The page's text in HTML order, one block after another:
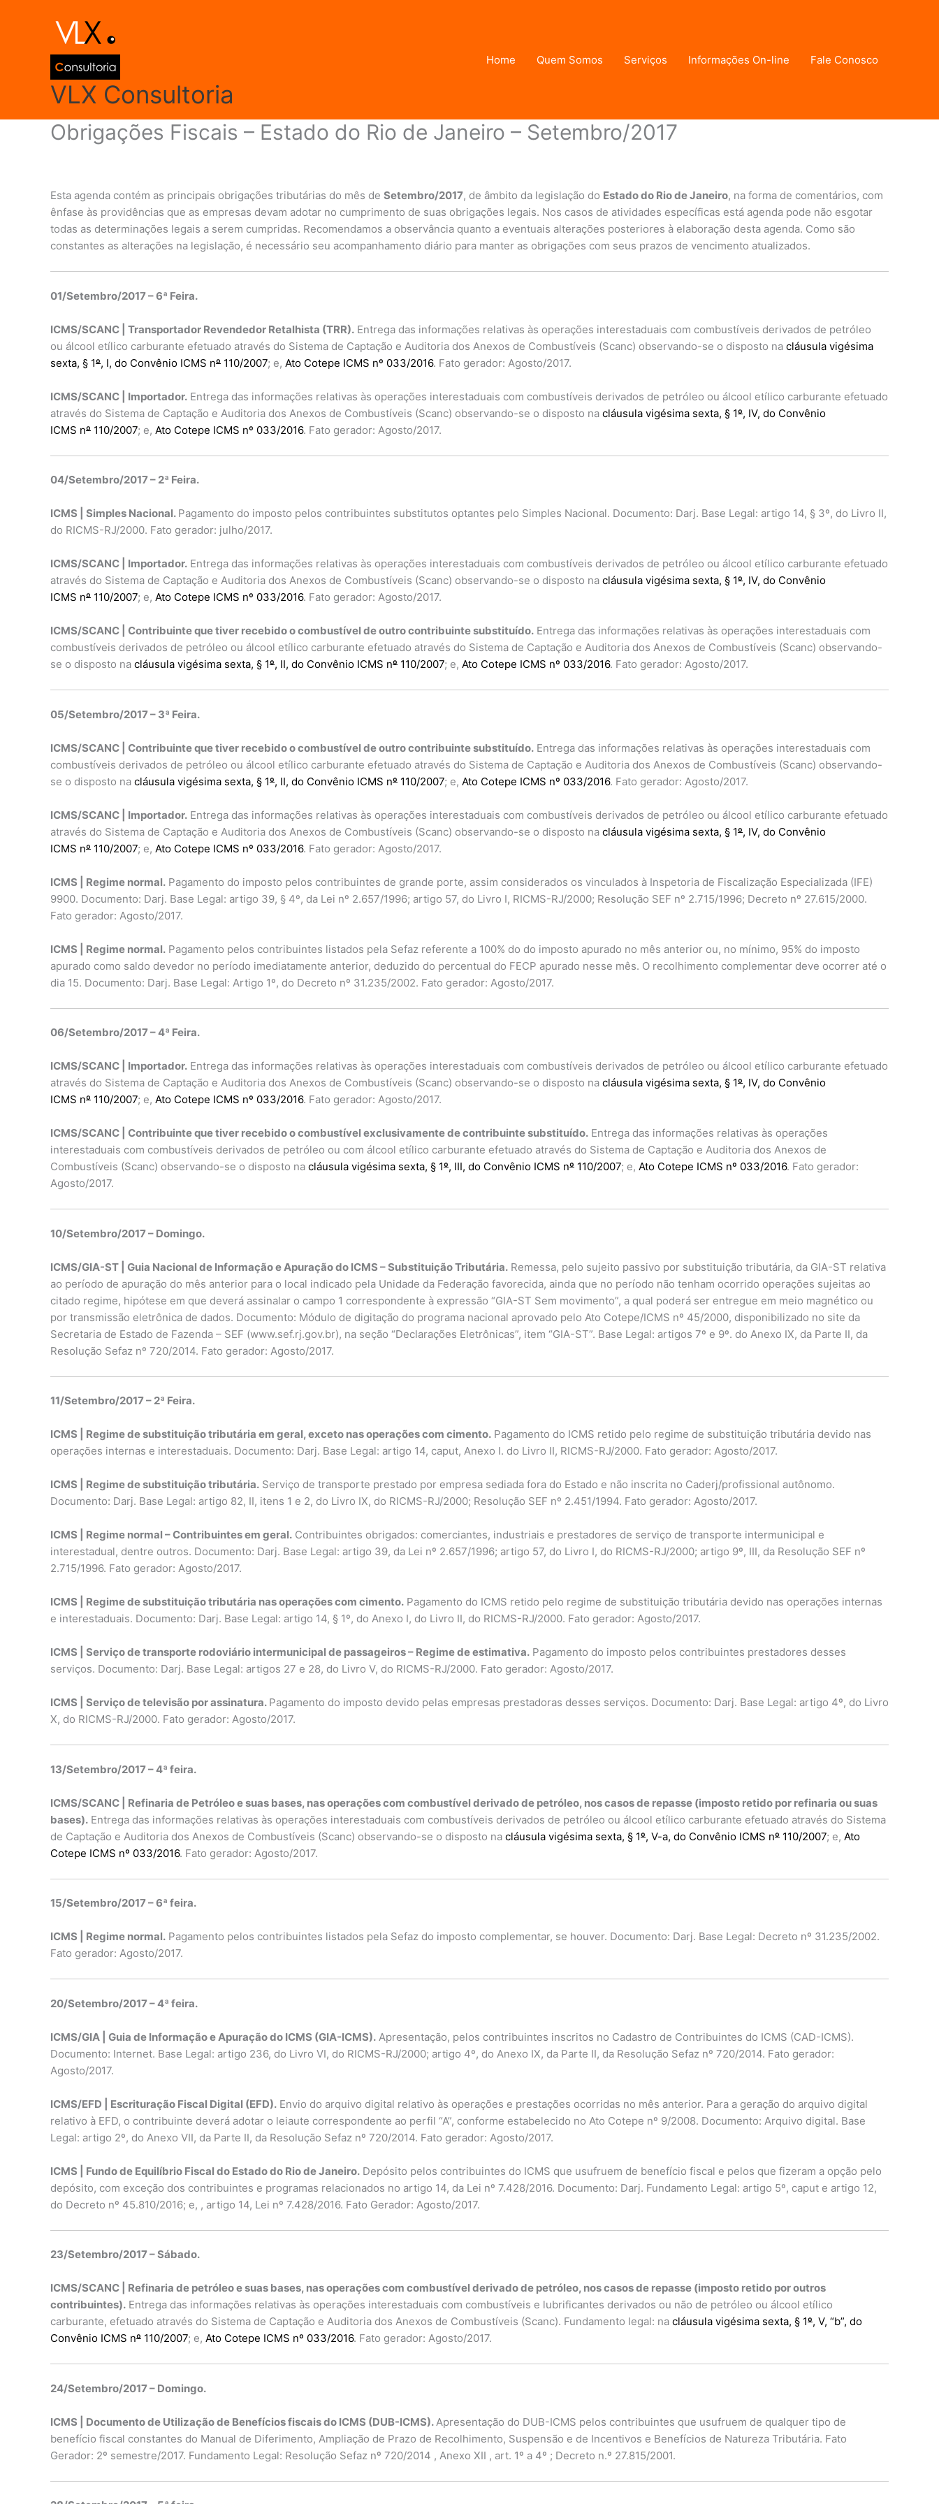
VLX Consultoria
Home Quem Somos Serviços Informações On-line Fale Conosco
Obrigações Fiscais – Estado do Rio de Janeiro – Setembro/2017
Esta agenda contém as principais obrigações tributárias do mês de Setembro/2017, de âmbito da legislação do Estado do Rio de Janeiro, na forma de comentários, com
ênfase às providências que as empresas devam adotar no cumprimento de suas obrigações legais. Nos casos de atividades específicas está agenda pode não esgotar
todas as determinações legais a serem cumpridas. Recomendamos a observância quanto a eventuais alterações posteriores à elaboração desta agenda. Como são
constantes as alterações na legislação, é necessário seu acompanhamento diário para manter as obrigações com seus prazos de vencimento atualizados.
01/Setembro/2017 – 6ª Feira.
ICMS/SCANC | Transportador Revendedor Retalhista (TRR). Entrega das informações relativas às operações interestaduais com combustíveis derivados de petróleo
ou álcool etílico carburante efetuado através do Sistema de Captação e Auditoria dos Anexos de Combustíveis (Scanc) observando-se o disposto na cláusula vigésima
sexta, § 1º, I, do Convênio ICMS nº 110/2007; e, Ato Cotepe ICMS nº 033/2016. Fato gerador: Agosto/2017.
ICMS/SCANC | Importador. Entrega das informações relativas às operações interestaduais com combustíveis derivados de petróleo ou álcool etílico carburante efetuado
através do Sistema de Captação e Auditoria dos Anexos de Combustíveis (Scanc) observando-se o disposto na cláusula vigésima sexta, § 1º, IV, do Convênio
ICMS nº 110/2007; e, Ato Cotepe ICMS nº 033/2016. Fato gerador: Agosto/2017.
04/Setembro/2017 – 2ª Feira.
ICMS | Simples Nacional. Pagamento do imposto pelos contribuintes substitutos optantes pelo Simples Nacional. Documento: Darj. Base Legal: artigo 14, § 3º, do Livro II,
do RICMS-RJ/2000. Fato gerador: julho/2017.
ICMS/SCANC | Importador. Entrega das informações relativas às operações interestaduais com combustíveis derivados de petróleo ou álcool etílico carburante efetuado
através do Sistema de Captação e Auditoria dos Anexos de Combustíveis (Scanc) observando-se o disposto na cláusula vigésima sexta, § 1º, IV, do Convênio
ICMS nº 110/2007; e, Ato Cotepe ICMS nº 033/2016. Fato gerador: Agosto/2017.
ICMS/SCANC | Contribuinte que tiver recebido o combustível de outro contribuinte substituído. Entrega das informações relativas às operações interestaduais com
combustíveis derivados de petróleo ou álcool etílico carburante efetuado através do Sistema de Captação e Auditoria dos Anexos de Combustíveis (Scanc) observando-
se o disposto na cláusula vigésima sexta, § 1º, II, do Convênio ICMS nº 110/2007; e, Ato Cotepe ICMS nº 033/2016. Fato gerador: Agosto/2017.
05/Setembro/2017 – 3ª Feira.
ICMS/SCANC | Contribuinte que tiver recebido o combustível de outro contribuinte substituído. Entrega das informações relativas às operações interestaduais com
combustíveis derivados de petróleo ou álcool etílico carburante efetuado através do Sistema de Captação e Auditoria dos Anexos de Combustíveis (Scanc) observando-
se o disposto na cláusula vigésima sexta, § 1º, II, do Convênio ICMS nº 110/2007; e, Ato Cotepe ICMS nº 033/2016. Fato gerador: Agosto/2017.
ICMS/SCANC | Importador. Entrega das informações relativas às operações interestaduais com combustíveis derivados de petróleo ou álcool etílico carburante efetuado
através do Sistema de Captação e Auditoria dos Anexos de Combustíveis (Scanc) observando-se o disposto na cláusula vigésima sexta, § 1º, IV, do Convênio
ICMS nº 110/2007; e, Ato Cotepe ICMS nº 033/2016. Fato gerador: Agosto/2017.
ICMS | Regime normal. Pagamento do imposto pelos contribuintes de grande porte, assim considerados os vinculados à Inspetoria de Fiscalização Especializada (IFE)
9900. Documento: Darj. Base Legal: artigo 39, § 4º, da Lei nº 2.657/1996; artigo 57, do Livro I, RICMS-RJ/2000; Resolução SEF nº 2.715/1996; Decreto nº 27.615/2000.
Fato gerador: Agosto/2017.
ICMS | Regime normal. Pagamento pelos contribuintes listados pela Sefaz referente a 100% do do imposto apurado no mês anterior ou, no mínimo, 95% do imposto
apurado como saldo devedor no período imediatamente anterior, deduzido do percentual do FECP apurado nesse mês. O recolhimento complementar deve ocorrer até o
dia 15. Documento: Darj. Base Legal: Artigo 1º, do Decreto nº 31.235/2002. Fato gerador: Agosto/2017.
06/Setembro/2017 – 4ª Feira.
ICMS/SCANC | Importador. Entrega das informações relativas às operações interestaduais com combustíveis derivados de petróleo ou álcool etílico carburante efetuado
através do Sistema de Captação e Auditoria dos Anexos de Combustíveis (Scanc) observando-se o disposto na cláusula vigésima sexta, § 1º, IV, do Convênio
ICMS nº 110/2007; e, Ato Cotepe ICMS nº 033/2016. Fato gerador: Agosto/2017.
ICMS/SCANC | Contribuinte que tiver recebido o combustível exclusivamente de contribuinte substituído. Entrega das informações relativas às operações
interestaduais com combustíveis derivados de petróleo ou com álcool etílico carburante efetuado através do Sistema de Captação e Auditoria dos Anexos de
Combustíveis (Scanc) observando-se o disposto na cláusula vigésima sexta, § 1º, III, do Convênio ICMS nº 110/2007; e, Ato Cotepe ICMS nº 033/2016. Fato gerador:
Agosto/2017.
10/Setembro/2017 – Domingo.
ICMS/GIA-ST | Guia Nacional de Informação e Apuração do ICMS – Substituição Tributária. Remessa, pelo sujeito passivo por substituição tributária, da GIA-ST relativa
ao período de apuração do mês anterior para o local indicado pela Unidade da Federação favorecida, ainda que no período não tenham ocorrido operações sujeitas ao
citado regime, hipótese em que deverá assinalar o campo 1 correspondente à expressão “GIA-ST Sem movimento”, a qual poderá ser entregue em meio magnético ou
por transmissão eletrônica de dados. Documento: Módulo de digitação do programa nacional aprovado pelo Ato Cotepe/ICMS nº 45/2000, disponibilizado no site da
Secretaria de Estado de Fazenda – SEF (www.sef.rj.gov.br), na seção “Declarações Eletrônicas”, item “GIA-ST”. Base Legal: artigos 7º e 9º. do Anexo IX, da Parte II, da
Resolução Sefaz nº 720/2014. Fato gerador: Agosto/2017.
11/Setembro/2017 – 2ª Feira.
ICMS | Regime de substituição tributária em geral, exceto nas operações com cimento. Pagamento do ICMS retido pelo regime de substituição tributária devido nas
operações internas e interestaduais. Documento: Darj. Base Legal: artigo 14, caput, Anexo I. do Livro II, RICMS-RJ/2000. Fato gerador: Agosto/2017.
ICMS | Regime de substituição tributária. Serviço de transporte prestado por empresa sediada fora do Estado e não inscrita no Caderj/profissional autônomo.
Documento: Darj. Base Legal: artigo 82, II, itens 1 e 2, do Livro IX, do RICMS-RJ/2000; Resolução SEF nº 2.451/1994. Fato gerador: Agosto/2017.
ICMS | Regime normal – Contribuintes em geral. Contribuintes obrigados: comerciantes, industriais e prestadores de serviço de transporte intermunicipal e
interestadual, dentre outros. Documento: Darj. Base Legal: artigo 39, da Lei nº 2.657/1996; artigo 57, do Livro I, do RICMS-RJ/2000; artigo 9º, III, da Resolução SEF nº
2.715/1996. Fato gerador: Agosto/2017.
ICMS | Regime de substituição tributária nas operações com cimento. Pagamento do ICMS retido pelo regime de substituição tributária devido nas operações internas
e interestaduais. Documento: Darj. Base Legal: artigo 14, § 1º, do Anexo I, do Livro II, do RICMS-RJ/2000. Fato gerador: Agosto/2017.
ICMS | Serviço de transporte rodoviário intermunicipal de passageiros – Regime de estimativa. Pagamento do imposto pelos contribuintes prestadores desses
serviços. Documento: Darj. Base Legal: artigos 27 e 28, do Livro V, do RICMS-RJ/2000. Fato gerador: Agosto/2017.
ICMS | Serviço de televisão por assinatura. Pagamento do imposto devido pelas empresas prestadoras desses serviços. Documento: Darj. Base Legal: artigo 4º, do Livro
X, do RICMS-RJ/2000. Fato gerador: Agosto/2017.
13/Setembro/2017 – 4ª feira.
ICMS/SCANC | Refinaria de Petróleo e suas bases, nas operações com combustível derivado de petróleo, nos casos de repasse (imposto retido por refinaria ou suas
bases). Entrega das informações relativas às operações interestaduais com combustíveis derivados de petróleo ou álcool etílico carburante efetuado através do Sistema
de Captação e Auditoria dos Anexos de Combustíveis (Scanc) observando-se o disposto na cláusula vigésima sexta, § 1º, V-a, do Convênio ICMS nº 110/2007; e, Ato
Cotepe ICMS nº 033/2016. Fato gerador: Agosto/2017.
15/Setembro/2017 – 6ª feira.
ICMS | Regime normal. Pagamento pelos contribuintes listados pela Sefaz do imposto complementar, se houver. Documento: Darj. Base Legal: Decreto nº 31.235/2002.
Fato gerador: Agosto/2017.
20/Setembro/2017 – 4ª feira.
ICMS/GIA | Guia de Informação e Apuração do ICMS (GIA-ICMS). Apresentação, pelos contribuintes inscritos no Cadastro de Contribuintes do ICMS (CAD-ICMS).
Documento: Internet. Base Legal: artigo 236, do Livro VI, do RICMS-RJ/2000; artigo 4º, do Anexo IX, da Parte II, da Resolução Sefaz nº 720/2014. Fato gerador:
Agosto/2017.
ICMS/EFD | Escrituração Fiscal Digital (EFD). Envio do arquivo digital relativo às operações e prestações ocorridas no mês anterior. Para a geração do arquivo digital
relativo à EFD, o contribuinte deverá adotar o leiaute correspondente ao perfil “A”, conforme estabelecido no Ato Cotepe nº 9/2008. Documento: Arquivo digital. Base
Legal: artigo 2º, do Anexo VII, da Parte II, da Resolução Sefaz nº 720/2014. Fato gerador: Agosto/2017.
ICMS | Fundo de Equilíbrio Fiscal do Estado do Rio de Janeiro. Depósito pelos contribuintes do ICMS que usufruem de benefício fiscal e pelos que fizeram a opção pelo
depósito, com exceção dos contribuintes e programas relacionados no artigo 14, da Lei nº 7.428/2016. Documento: Darj. Fundamento Legal: artigo 5º, caput e artigo 12,
do Decreto nº 45.810/2016; e, , artigo 14, Lei nº 7.428/2016. Fato Gerador: Agosto/2017.
23/Setembro/2017 – Sábado.
ICMS/SCANC | Refinaria de petróleo e suas bases, nas operações com combustível derivado de petróleo, nos casos de repasse (imposto retido por outros
contribuintes). Entrega das informações relativas às operações interestaduais com combustíveis e lubrificantes derivados ou não de petróleo ou álcool etílico
carburante, efetuado através do Sistema de Captação e Auditoria dos Anexos de Combustíveis (Scanc). Fundamento legal: na cláusula vigésima sexta, § 1º, V, “b”, do
Convênio ICMS nº 110/2007; e, Ato Cotepe ICMS nº 033/2016. Fato gerador: Agosto/2017.
24/Setembro/2017 – Domingo.
ICMS | Documento de Utilização de Benefícios fiscais do ICMS (DUB-ICMS). Apresentação do DUB-ICMS pelos contribuintes que usufruem de qualquer tipo de
benefício fiscal constantes do Manual de Diferimento, Ampliação de Prazo de Recolhimento, Suspensão e de Incentivos e Benefícios de Natureza Tributária. Fato
Gerador: 2º semestre/2017. Fundamento Legal: Resolução Sefaz nº 720/2014 , Anexo XII , art. 1º a 4º ; Decreto n.º 27.815/2001.